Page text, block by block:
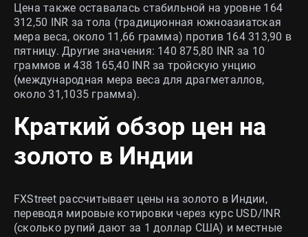
Цена также оставалась стабильной на уровне 164
312,50 INR за тола (традиционная южноазиатская
мера веса, около 11,66 грамма) против 164 313,90 в
пятницу. Другие значения: 140 875,80 INR за 10
граммов и 438 165,40 INR за тройскую унцию
(международная мера веса для драгметаллов,
около 31,1035 грамма).
Краткий обзор цен на
золото в Индии
FXStreet рассчитывает цены на золото в Индии,
переводя мировые котировки через курс USD/INR
(сколько рупий дают за 1 доллар США) и местные